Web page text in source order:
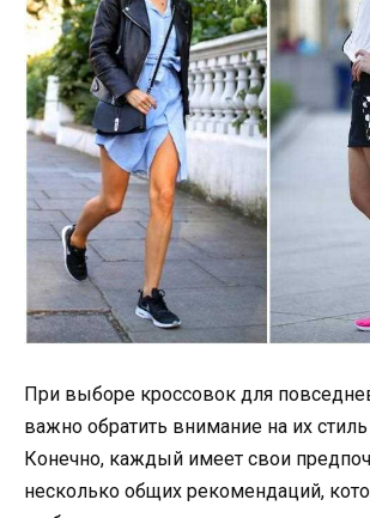
При выборе кроссовок для
важно обратить внимание на их
Конечно, каждый имеет свои
несколько общих рекомендаций,